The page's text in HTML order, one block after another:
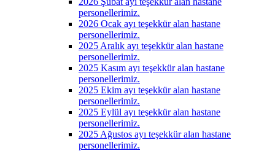
personellerimiz.
2026 Ocak ayı teşekkür alan hastane
personellerimiz.
2025 Aralık ayı teşekkür alan hastane
personellerimiz.
2025 Kasım ayı teşekkür alan hastane
personellerimiz.
2025 Ekim ayı teşekkür alan hastane
personellerimiz.
2025 Eylül ayı teşekkür alan hastane
personellerimiz.
2025 Ağustos ayı teşekkür alan hastane
personellerimiz.